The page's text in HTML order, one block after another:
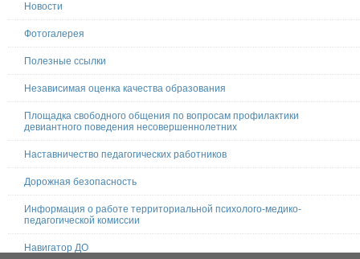
Новости
Фотогалерея
Полезные ссылки
Независимая оценка качества образования
Площадка свободного общения по вопросам профилактики
девиантного поведения несовершеннолетних
Наставничество педагогических работников
Дорожная безопасность
Информация о работе территориальной психолого-медико-
педагогической комиссии
Навигатор ДО